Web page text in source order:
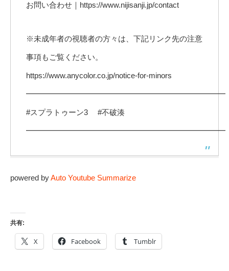
お問い合わせ｜https://www.nijisanji.jp/contact
※未成年者の視聴者の方々は、下記リンク先の注意
事項もご覧ください。
https://www.anycolor.co.jp/notice-for-minors
━━━━━━━━━━━━━━━━━━━━━━━━━━
#スプラトゥーン3 #不破湊
━━━━━━━━━━━━━━━━━━━━━━━━━━
powered byAuto Youtube Summarize
共有:
X Facebook Tumblr